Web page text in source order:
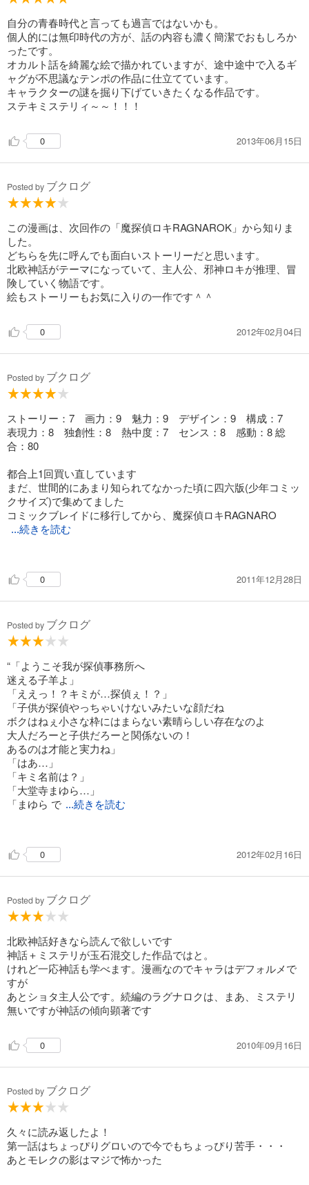
自分の青春時代と言っても過言ではないかも。
個人的には無印時代の方が、話の内容も濃く簡潔でおもしろか
ったです。
オカルト話を綺麗な絵で描かれていますが、途中途中で入るギ
ャグが不思議なテンポの作品に仕立てています。
キャラクターの謎を掘り下げていきたくなる作品です。
ステキミステリィ～～！！！
0 2013年06月15日
Posted by ブクログ
この漫画は、次回作の「魔探偵ロキRAGNAROK」から知りま
した。
どちらを先に呼んでも面白いストーリーだと思います。
北欧神話がテーマになっていて、主人公、邪神ロキが推理、冒
険していく物語です。
絵もストーリーもお気に入りの一作です＾＾
0 2012年02月04日
Posted by ブクログ
ストーリー：7 画力：9 魅力：9 デザイン：9 構成：7
表現力：8 独創性：8 熱中度：7 センス：8 感動：8 総
合：80
都合上1回買い直しています
まだ、世間的にあまり知られてなかった頃に四六版(少年コミッ
クサイズ)で集めてました
コミックブレイドに移行してから、魔探偵ロキRAGNARO
...続きを読む
も発売した為、ラグナロクとサイズや表紙の仕様を合わせるた
めに買い直しました
していますが、説明不足感があったりもするので、ちょっと気
を抜いているとどうなっているのかわからなくなったりするよ
探偵モノとしてはどうかな･･･と思いますので、本格的に推理
して楽しめる漫画を求めているなら、少しジャンルが違うかも
しれません
あくまで北欧神話あたりのキャラをモチーフにしたキャラで探
偵を題材にした漫画･･･というだけで、自分で犯人を推理しな
がら読む･･･とかいうような内容ではないので、そういうのを
求めている人は注意が必要です
好きなキャラは、まゆらとまゆらパパ
0 2011年12月28日
Posted by ブクログ
“「ようこそ我が探偵事務所へ
迷える子羊よ」
「ええっ！？キミが…探偵ぇ！？」
「子供が探偵やっちゃいけないみたいな顔だね
ボクはねぇ小さな枠にはまらない素晴らしい存在なのよ
大人だろーと子供だろーと関係ないの！
あるのは才能と実力ね」
「はあ…」
「キミ名前は？」
「大堂寺まゆら…」
「まゆら で ...続きを読む
北欧神話よく知ってたらもっと楽しめるだろうなと。
“「しかし人間てのは昔から演劇が好きだよね——
人間ておかしな生き物だよねー」”[P.72]
0 2012年02月16日
Posted by ブクログ
北欧神話好きなら読んで欲しいです
神話＋ミステリが玉石混交した作品ではと。
けれど一応神話も学べます。漫画なのでキャラはデフォルメで
すが
あとショタ主人公です。続編のラグナロクは、まあ、ミステリ
無いですが神話の傾向顕著です
0 2010年09月16日
Posted by ブクログ
久々に読み返したよ！
第一話はちょっぴりグロいので今でもちょっぴり苦手・・・
あとモレクの影はマジで怖かった